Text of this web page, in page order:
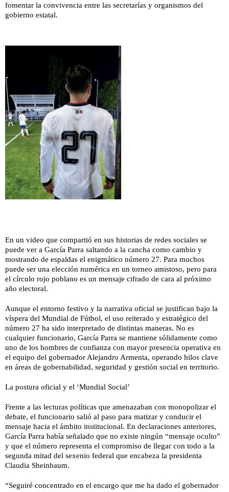
fomentar la convivencia entre las secretarías y organismos del
gobierno estatal.
En un video que compartió en sus historias de redes sociales se
puede ver a García Parra saltando a la cancha como cambio y
mostrando de espaldas el enigmático número 27. Para muchos
puede ser una elección numérica en un torneo amistoso, pero para
el círculo rojo poblano es un mensaje cifrado de cara al próximo
año electoral.
Aunque el entorno festivo y la narrativa oficial se justifican bajo la
víspera del Mundial de Fútbol, el uso reiterado y estratégico del
número 27 ha sido interpretado de distintas maneras. No es
cualquier funcionario, García Parra se mantiene sólidamente como
uno de los hombres de confianza con mayor presencia operativa en
el equipo del gobernador Alejandro Armenta, operando hilos clave
en áreas de gobernabilidad, seguridad y gestión social en territorio.
La postura oficial y el ‘Mundial Social’
Frente a las lecturas políticas que amenazaban con monopolizar el
debate, el funcionario salió al paso para matizar y conducir el
mensaje hacia el ámbito institucional. En declaraciones anteriores,
García Parra había señalado que no existe ningún “mensaje oculto”
y que el número representa el compromiso de llegar con todo a la
segunda mitad del sexenio federal que encabeza la presidenta
Claudia Sheinbaum.
“Seguiré concentrado en el encargo que me ha dado el gobernador